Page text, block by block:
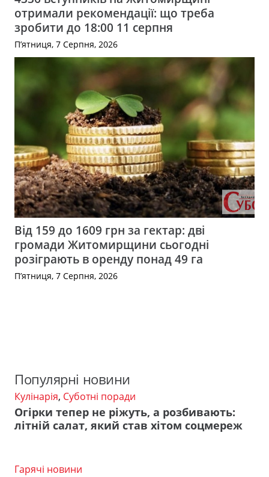
отримали рекомендації: що треба
зробити до 18:00 11 серпня
П’ятниця, 7 Серпня, 2026
Від 159 до 1609 грн за гектар: дві
громади Житомирщини сьогодні
розіграють в оренду понад 49 га
П’ятниця, 7 Серпня, 2026
Популярні новини
Кулінарія, Суботні поради
Огірки тепер не ріжуть, а розбивають:
літній салат, який став хітом соцмереж
Гарячі новини